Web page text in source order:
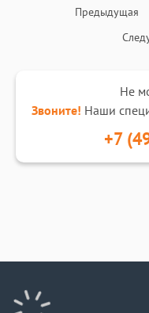
Предыдущая
Не
Звоните! Наши
+7